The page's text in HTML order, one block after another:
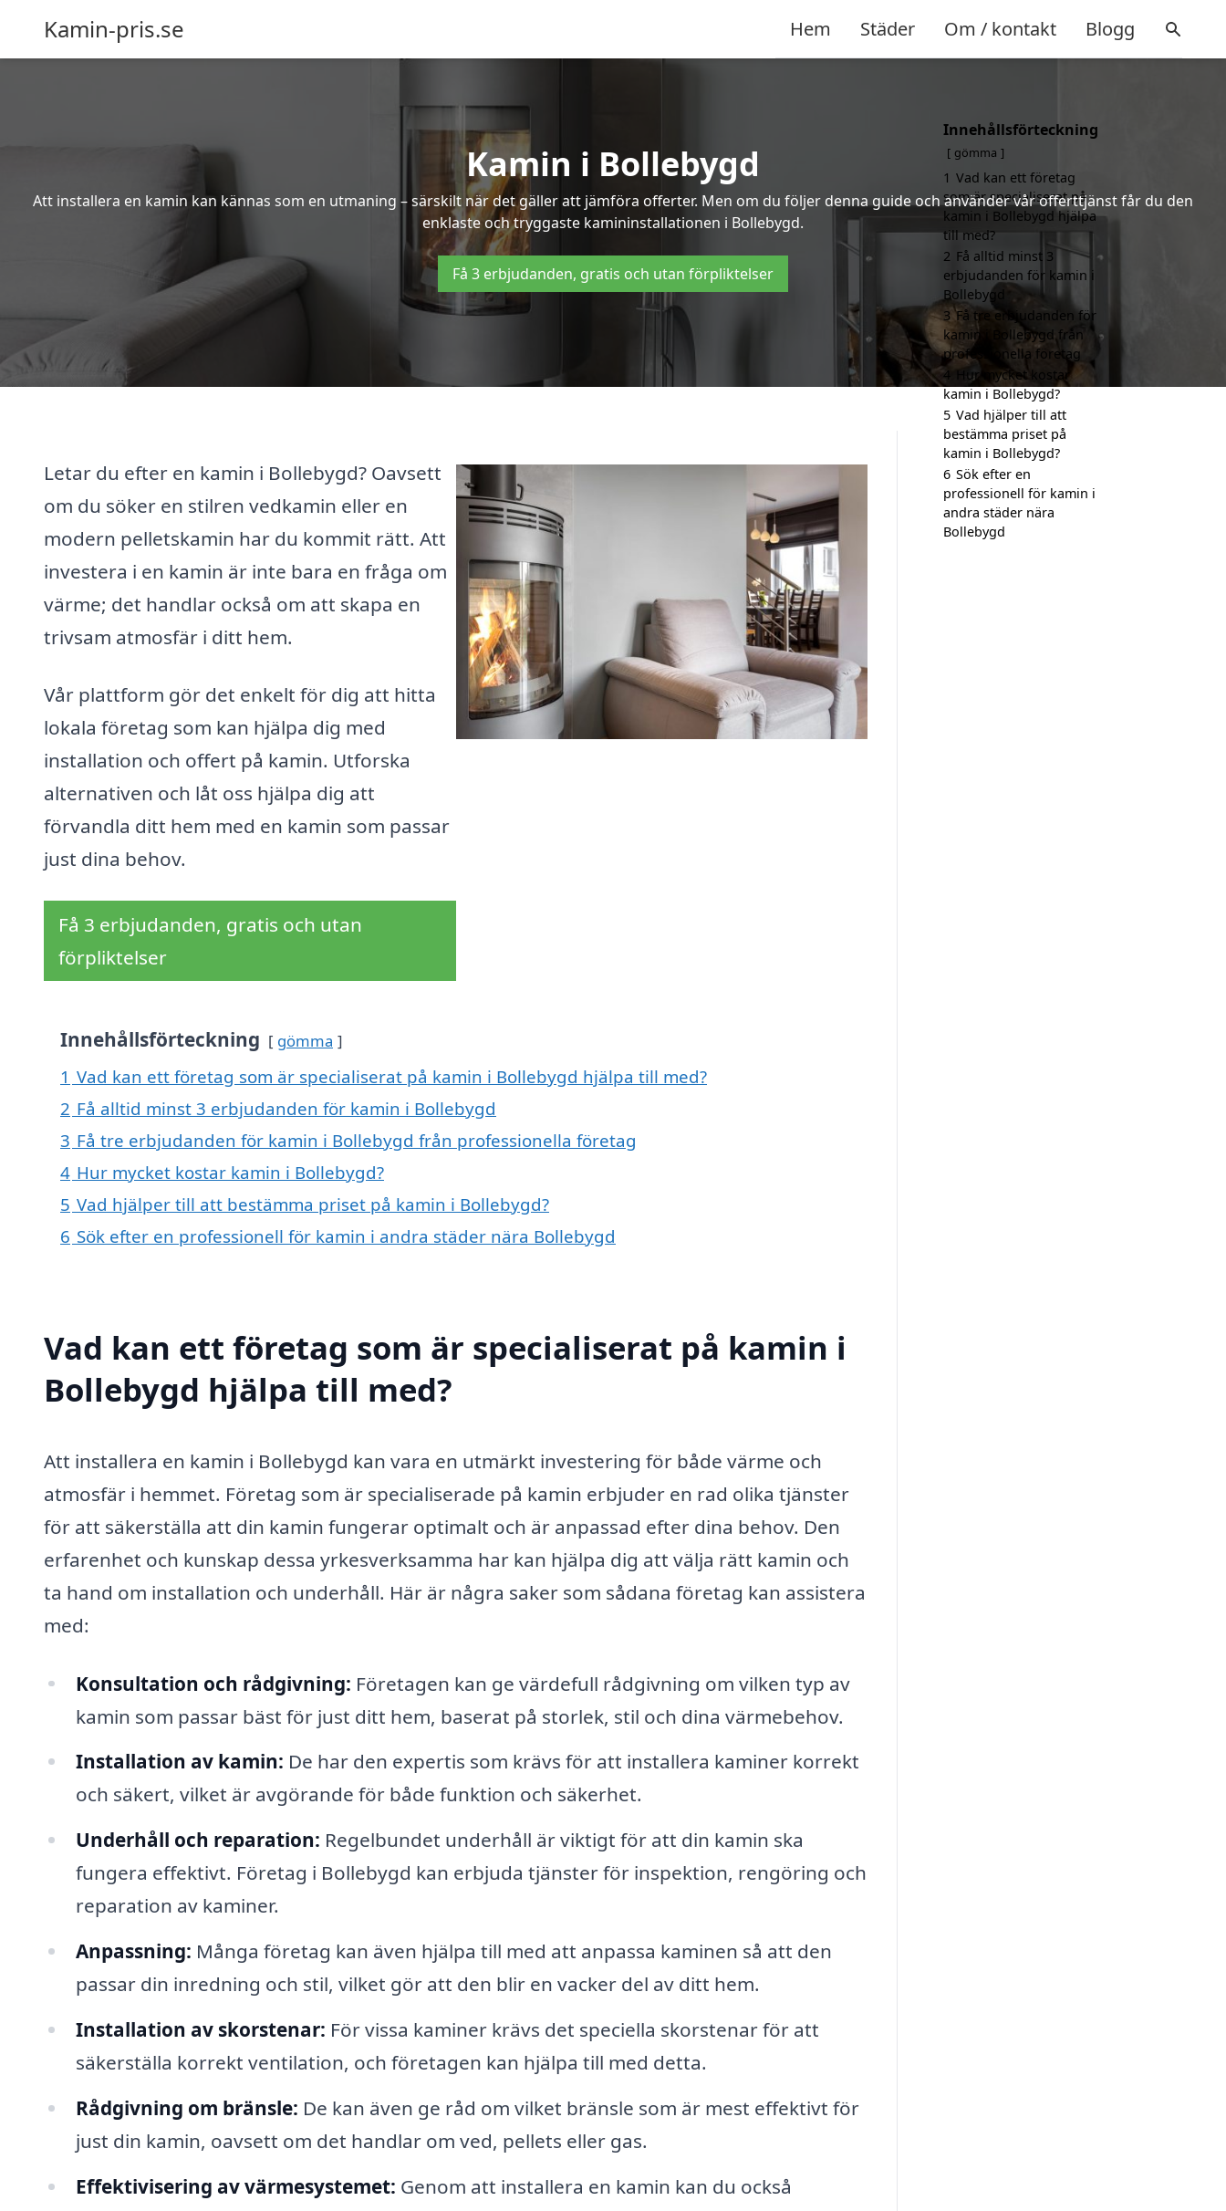
Kamin-pris.se Hem Städer Om / kontakt Blogg
Kamin i Bollebygd
Att installera en kamin kan kännas som en utmaning – särskilt när det gäller att jämföra offerter. Men om du följer denna guide och använder vår offerttjänst får du den
enklaste och tryggaste kamininstallationen i Bollebygd.
Få 3 erbjudanden, gratis och utan förpliktelser
Letar du efter en kamin i Bollebygd? Oavsett
om du söker en stilren vedkamin eller en
modern pelletskamin har du kommit rätt. Att
investera i en kamin är inte bara en fråga om
värme; det handlar också om att skapa en
trivsam atmosfär i ditt hem.
Vår plattform gör det enkelt för dig att hitta
lokala företag som kan hjälpa dig med
installation och offert på kamin. Utforska
alternativen och låt oss hjälpa dig att
förvandla ditt hem med en kamin som passar
just dina behov.
Få 3 erbjudanden, gratis och utan
förpliktelser
Innehållsförteckning gömma
1 Vad kan ett företag som är specialiserat på kamin i Bollebygd hjälpa till med?
2 Få alltid minst 3 erbjudanden för kamin i Bollebygd
3 Få tre erbjudanden för kamin i Bollebygd från professionella företag
4 Hur mycket kostar kamin i Bollebygd?
5 Vad hjälper till att bestämma priset på kamin i Bollebygd?
6 Sök efter en professionell för kamin i andra städer nära Bollebygd
Vad kan ett företag som är specialiserat på kamin i
Bollebygd hjälpa till med?
Att installera en kamin i Bollebygd kan vara en utmärkt investering för både värme och
atmosfär i hemmet. Företag som är specialiserade på kamin erbjuder en rad olika tjänster
för att säkerställa att din kamin fungerar optimalt och är anpassad efter dina behov. Den
erfarenhet och kunskap dessa yrkesverksamma har kan hjälpa dig att välja rätt kamin och
ta hand om installation och underhåll. Här är några saker som sådana företag kan assistera
med:
Konsultation och rådgivning: Företagen kan ge värdefull rådgivning om vilken typ av
kamin som passar bäst för just ditt hem, baserat på storlek, stil och dina värmebehov.
Installation av kamin: De har den expertis som krävs för att installera kaminer korrekt
och säkert, vilket är avgörande för både funktion och säkerhet.
Underhåll och reparation: Regelbundet underhåll är viktigt för att din kamin ska
fungera effektivt. Företag i Bollebygd kan erbjuda tjänster för inspektion, rengöring och
reparation av kaminer.
Anpassning: Många företag kan även hjälpa till med att anpassa kaminen så att den
passar din inredning och stil, vilket gör att den blir en vacker del av ditt hem.
Installation av skorstenar: För vissa kaminer krävs det speciella skorstenar för att
säkerställa korrekt ventilation, och företagen kan hjälpa till med detta.
Rådgivning om bränsle: De kan även ge råd om vilket bränsle som är mest effektivt för
just din kamin, oavsett om det handlar om ved, pellets eller gas.
Effektivisering av värmesystemet: Genom att installera en kamin kan du också
Innehållsförteckning
gömma
1 Vad kan ett företag
som är specialiserat på
kamin i Bollebygd hjälpa
till med?
2 Få alltid minst 3
erbjudanden för kamin i
Bollebygd
3 Få tre erbjudanden för
kamin i Bollebygd från
professionella företag
4 Hur mycket kostar
kamin i Bollebygd?
5 Vad hjälper till att
bestämma priset på
kamin i Bollebygd?
6 Sök efter en
professionell för kamin i
andra städer nära
Bollebygd